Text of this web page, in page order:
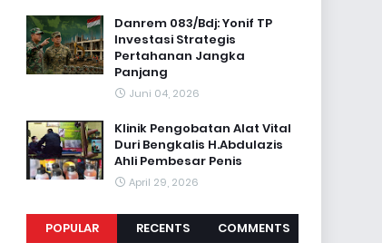
Danrem 083/Bdj: Yonif TP
Investasi Strategis
Pertahanan Jangka
Panjang
Juni 04, 2026
Klinik Pengobatan Alat Vital
Duri Bengkalis H.Abdulazis
Ahli Pembesar Penis
April 29, 2026
POPULAR RECENTS COMMENTS